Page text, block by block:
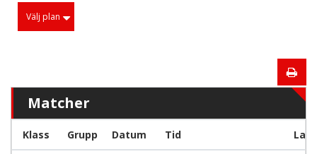
Välj plan
Matcher
Klass Grupp Datum Tid Lag